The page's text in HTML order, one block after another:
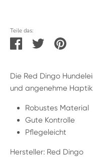
Teile das:
TeilenTwitternPinnen
Die Red Dingo
und angenehme
Robustes Material
Gute Kontrolle
Pflegeleicht
Hersteller: Red Dingo